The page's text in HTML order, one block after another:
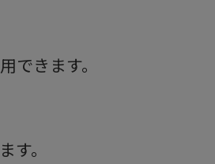
できます。
。